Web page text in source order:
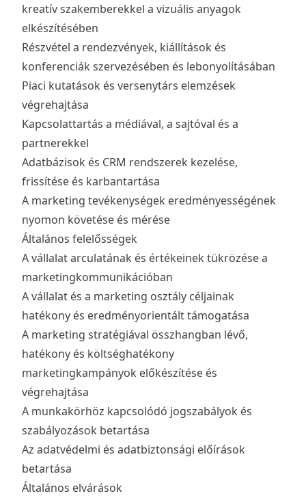
kreatív szakemberekkel a vizuális anyagok
elkészítésében
Részvétel a rendezvények, kiállítások és
konferenciák szervezésében és lebonyolításában
Piaci kutatások és versenytárs elemzések
végrehajtása
Kapcsolattartás a médiával, a sajtóval és a
partnerekkel
Adatbázisok és CRM rendszerek kezelése,
frissítése és karbantartása
A marketing tevékenységek eredményességének
nyomon követése és mérése
Általános felelősségek
A vállalat arculatának és értékeinek tükrözése a
marketingkommunikációban
A vállalat és a marketing osztály céljainak
hatékony és eredményorientált támogatása
A marketing stratégiával összhangban lévő,
hatékony és költséghatékony
marketingkampányok előkészítése és
végrehajtása
A munkakörhöz kapcsolódó jogszabályok és
szabályozások betartása
Az adatvédelmi és adatbiztonsági előírások
betartása
Általános elvárások